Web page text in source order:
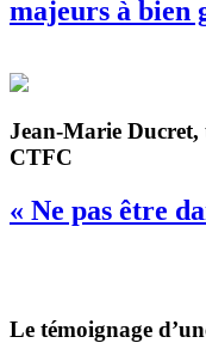
majeurs à bien
Jean-Marie
CTFC
« Ne pas être
Le témoignage